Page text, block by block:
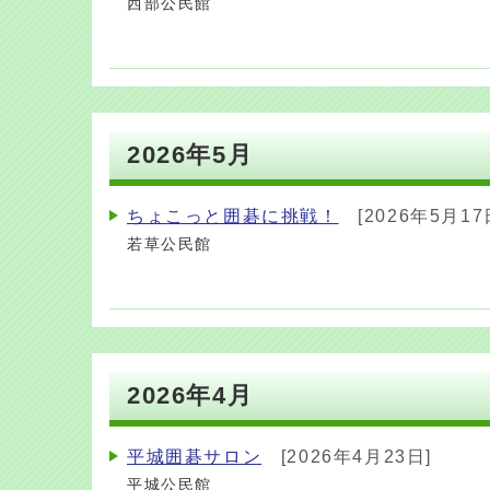
西部公民館
2026年5月
ちょこっと囲碁に挑戦！ [2026年5月17
若草公民館
2026年4月
平城囲碁サロン [2026年4月23日]
平城公民館